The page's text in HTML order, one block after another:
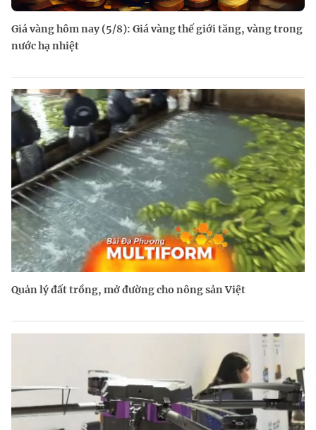
Giá vàng hôm nay (5/8): Giá vàng thế giới tăng, vàng trong
nước hạ nhiệt
Quản lý đất trồng, mở đường cho nông sản Việt